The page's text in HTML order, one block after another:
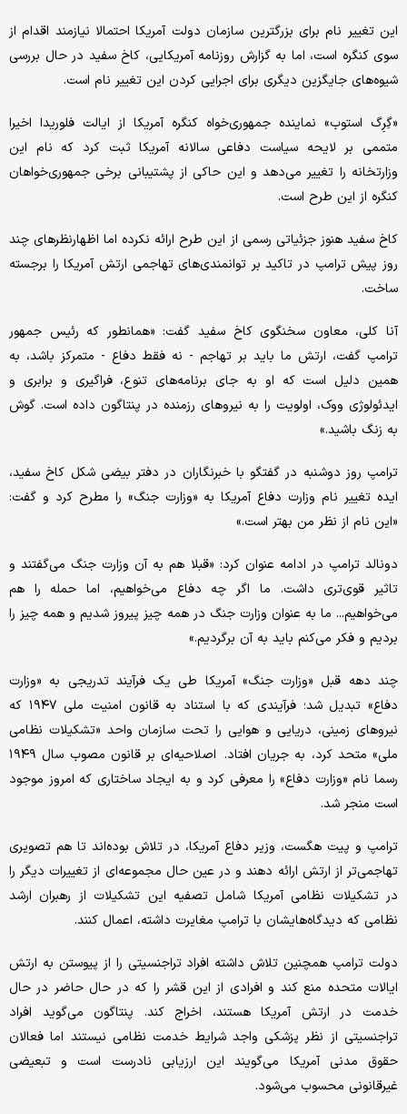
این تغییر نام برای بزرگترین سازمان دولت آمریکا احتمالا نیازمند اقدام از
سوی کنگره است، اما به گزارش روزنامه آمریکایی، کاخ سفید در حال بررسی
شیوه‌های جایگزین دیگری برای اجرایی کردن این تغییر نام است.
«گِرِگ استوب» نماینده جمهوری‌خواه کنگره آمریکا از ایالت فلوریدا اخیرا
متممی بر لایحه سیاست دفاعی سالانه آمریکا ثبت کرد که نام این
وزارتخانه را تغییر می‌دهد و این حاکی از پشتیبانی برخی جمهوری‌خواهان
کنگره از این طرح است.
کاخ سفید هنوز جزئیاتی رسمی از این طرح ارائه نکرده اما اظهارنظرهای چند
روز پیش ترامپ در تاکید بر توانمندی‌های تهاجمی ارتش آمریکا را برجسته
ساخت.
آنا کلی، معاون سخنگوی کاخ سفید گفت: «همانطور که رئیس جمهور
ترامپ گفت، ارتش ما باید بر تهاجم - نه فقط دفاع - متمرکز باشد، به
همین دلیل است که او به جای برنامه‌های تنوع، فراگیری و برابری و
ایدئولوژی ووک، اولویت را به نیروهای رزمنده در پنتاگون داده است. گوش
به زنگ باشید.»
ترامپ روز دوشنبه در گفتگو با خبرنگاران در دفتر بیضی شکل کاخ سفید،
ایده تغییر نام وزارت دفاع آمریکا به «وزارت جنگ» را مطرح کرد و گفت:
«این نام از نظر من بهتر است.»
دونالد ترامپ در ادامه عنوان کرد: «قبلا هم به آن وزارت جنگ می‌گفتند و
تاثیر قوی‌تری داشت. ما اگر چه دفاع می‌خواهیم، ​​اما حمله را هم
می‌خواهیم... ما به عنوان وزارت جنگ در همه چیز پیروز شدیم و همه چیز را
بردیم و فکر می‌کنم باید به آن برگردیم.»
چند دهه قبل «وزارت جنگ» آمریکا طی یک فرآیند تدریجی به «وزارت
دفاع» تبدیل شد؛ فرآیندی که با استناد به قانون امنیت ملی ۱۹۴۷ که
نیروهای زمینی، دریایی و هوایی را تحت سازمان واحد «تشکیلات نظامی
ملی» متحد کرد، به جریان افتاد. اصلاحیه‌ای بر قانون مصوب سال ۱۹۴۹
رسما نام «وزارت دفاع» را معرفی کرد و به ایجاد ساختاری که امروز موجود
است منجر شد.
ترامپ و پیت هگست، وزیر دفاع آمریکا، در تلاش بوده‌اند تا هم تصویری
تهاجمی‌تر از ارتش ارائه دهند و در عین حال مجموعه‌ای از تغییرات دیگر را
در تشکیلات نظامی آمریکا شامل تصفیه این تشکیلات از رهبران ارشد
نظامی که دیدگاه‌هایشان با ترامپ مغایرت داشته، اعمال کنند.
دولت ترامپ همچنین تلاش داشته افراد تراجنسیتی را از پیوستن به ارتش
ایالات متحده منع کند و افرادی از این قشر را که در حال حاضر در حال
خدمت در ارتش آمریکا هستند، اخراج کند. پنتاگون می‌گوید افراد
تراجنسیتی از نظر پزشکی واجد شرایط خدمت نظامی نیستند اما فعالان
حقوق مدنی آمریکا می‌گویند این ارزیابی نادرست است و تبعیضی
غیرقانونی محسوب می‌شود.